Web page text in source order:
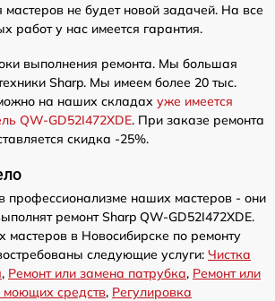
мастеров не будет новой задачей. На все
работ у нас имеется гарантия.
выполнения ремонта. Мы большая
Sharp. Мы имеем более 20 тыс.
на наших складах уже имеется
QW-GD52I472XDE. При заказе ремонта
скидка -25%.
профессионализме наших мастеров - они
ремонт Sharp QW-GD52I472XDE.
в Новосибирске по ремонту
следующие услуги: Чистка
, Ремонт или замена патрубка, Ремонт или
моющих средств, Регулировка